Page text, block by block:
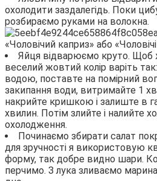
охолодити заздалегідь. Поки
розбираємо руками на волокна.
Яйця відварюємо круто. Щоб
веселий жовтий колір варіть
водою, поставте на помірний
закипання води, витримайте 1
накрийте кришкою і залиште в
хвилин. Потім злийте і налийте
охолодження.
Починаємо збирати салат
для зручності я використовую
форму, так добре видно шари.
перчимо. З лука зливаємо